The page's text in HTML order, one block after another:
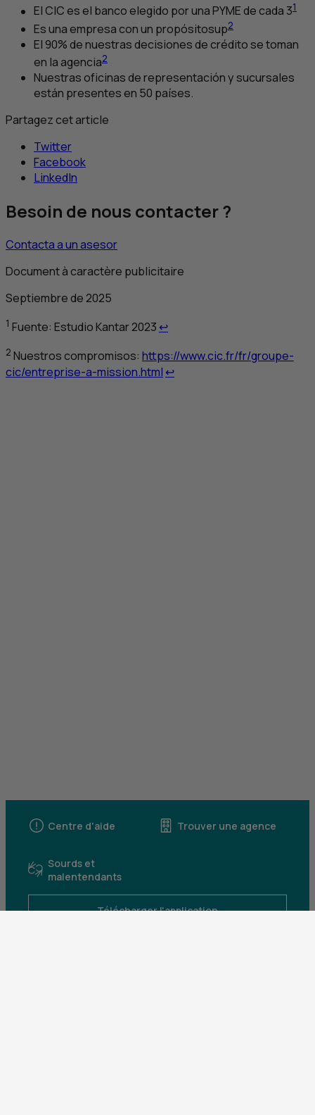
ElCICes el banco elegido por unaPYMEde cada 31
Es una empresa con un propósitosup2
El 90% de nuestras decisiones de crédito se toman
en la agencia2
Nuestras oficinas de representación y sucursales
están presentes en 50 países.
Partagez cet article
Twitter
Facebook
LinkedIn
Besoin de nous contacter ?
Contacta a un asesor
Document à caractère publicitaire
Septiembre de 2025
1 Fuente: Estudio Kantar 2023 ↩Retour au renvoi 1
2 Nuestros compromisos: https://www.cic.fr/fr/groupe-
cic/entreprise-a-mission.html ↩Retour au renvoi 2
Centre d'aide Trouver une agence
Sourds et
malentendants
Télécharger l'application